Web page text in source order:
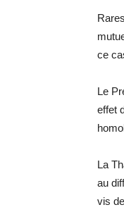
ce
Le
effet
La
au
vis